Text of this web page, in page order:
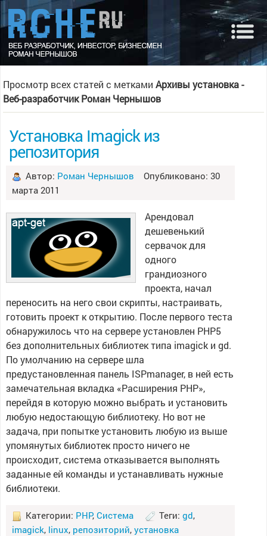
Просмотр всех статей с меткамиАрхивы установка -
Веб-разработчик Роман Чернышов
Установка Imagick из
репозитория
Автор: Роман Чернышов Опубликовано: 30
марта 2011
Арендовал
дешевенький
сервачок для
одного
грандиозного
проекта, начал
переносить на него свои скрипты, настраивать,
готовить проект к открытию. После первого теста
обнаружилось что на сервере установлен PHP5
без дополнительных библиотек типа imagick и gd.
По умолчанию на сервере шла
предустановленная панель ISPmanager, в ней есть
замечательная вкладка «Расширения PHP»,
перейдя в которую можно выбрать и установить
любую недостающую библиотеку. Но вот не
задача, при попытке установить любую из выше
упомянутых библиотек просто ничего не
происходит, система отказывается выполнять
заданные ей команды и устанавливать нужные
библиотеки.
Категории: PHP, Система Теги: gd,
imagick, linux, репозиторий, установка